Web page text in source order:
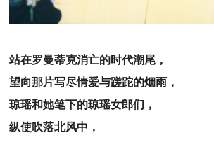
站在罗曼蒂克消亡的时代潮尾，
望向那片写尽情爱与蹉跎的烟雨，
琼瑶和她笔下的琼瑶女郎们，
纵使吹落北风中，